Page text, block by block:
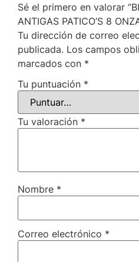
Sé el primero en valorar
ANTIGAS PATICO’S 8
Tu dirección de correo
publicada. Los campos
marcados con *
Tu puntuación *
Tu valoración *
Nombre *
Correo electrónico *